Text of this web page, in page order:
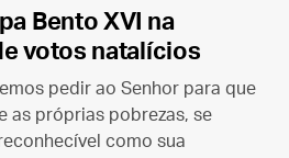
Bento XVI na
votos natalícios
pedir ao Senhor para que
as próprias pobrezas, se
como sua